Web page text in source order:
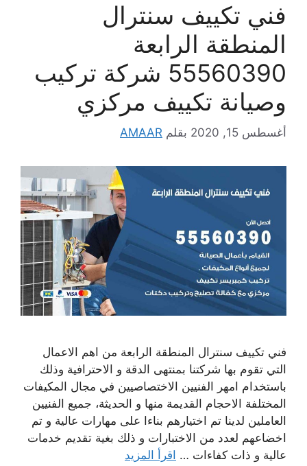
فني تكييف سنترال
المنطقة الرابعة
55560390 شركة تركيب
وصيانة تكييف مركزي
أغسطس 15, 2020 بقلم AMAAR
فني تكييف سنترال المنطقة الرابعة من اهم الاعمال
التي تقوم بها شركتنا بمنتهى الدقة و الاحترافية وذلك
باستخدام امهر الفنيين الاختصاصيين في مجال المكيفات
المختلفة الاحجام القديمة منها و الحديثة، جميع الفنيين
العاملين لدينا تم اختيارهم بناءا على مهارات عالية و تم
اخضاعهم لعدد من الاختبارات و ذلك بغية تقديم خدمات
عالية و ذات كفاءات … اقرأ المزيد